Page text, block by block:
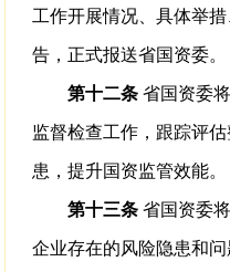
工作开展情况、具体举
告，正式报送省国资委。
第十二条 省国资委
监督检查工作，跟踪评
患，提升国资监管效能。
第十三条 省国资委
企业存在的风险隐患和